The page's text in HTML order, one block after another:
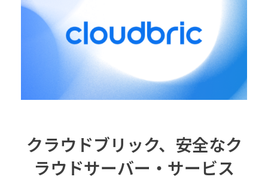
クラウドブリック、安全なク
ラウドサーバー・サービス